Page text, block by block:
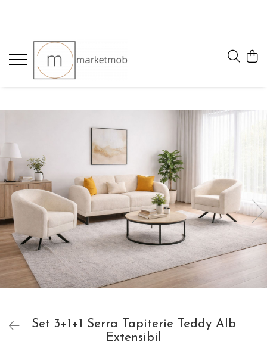
Set 3+1+1 Serra Tapiterie Teddy Alb
Extensibil